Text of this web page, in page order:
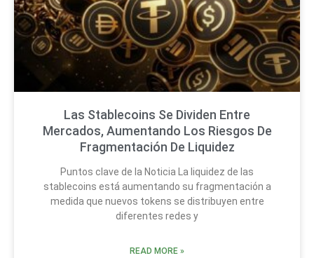
Las Stablecoins Se Dividen Entre
Mercados, Aumentando Los Riesgos De
Fragmentación De Liquidez
Puntos clave de la Noticia La liquidez de las
stablecoins está aumentando su fragmentación a
medida que nuevos tokens se distribuyen entre
diferentes redes y
READ MORE »